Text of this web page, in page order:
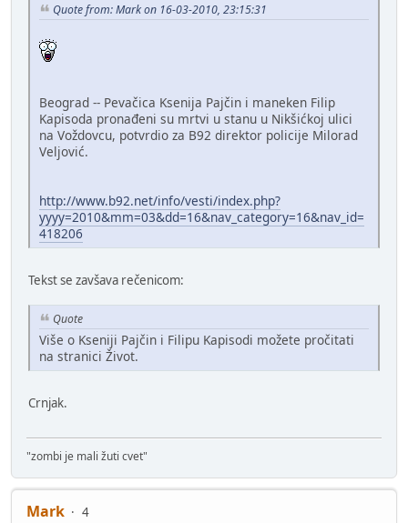
Quote from: Mark on 16-03-2010, 23:15:31
Beograd -- Pevačica Ksenija Pajčin i maneken Filip
Kapisoda pronađeni su mrtvi u stanu u Nikšićkoj ulici
na Voždovcu, potvrdio za B92 direktor policije Milorad
Veljović.
http://www.b92.net/info/vesti/index.php?
yyyy=2010&mm=03&dd=16&nav_category=16&nav_id=
418206
Tekst se zavšava rečenicom:
Quote
Više o Kseniji Pajčin i Filipu Kapisodi možete pročitati
na stranici Život.
Crnjak.
"zombi je mali žuti cvet"
Mark
4